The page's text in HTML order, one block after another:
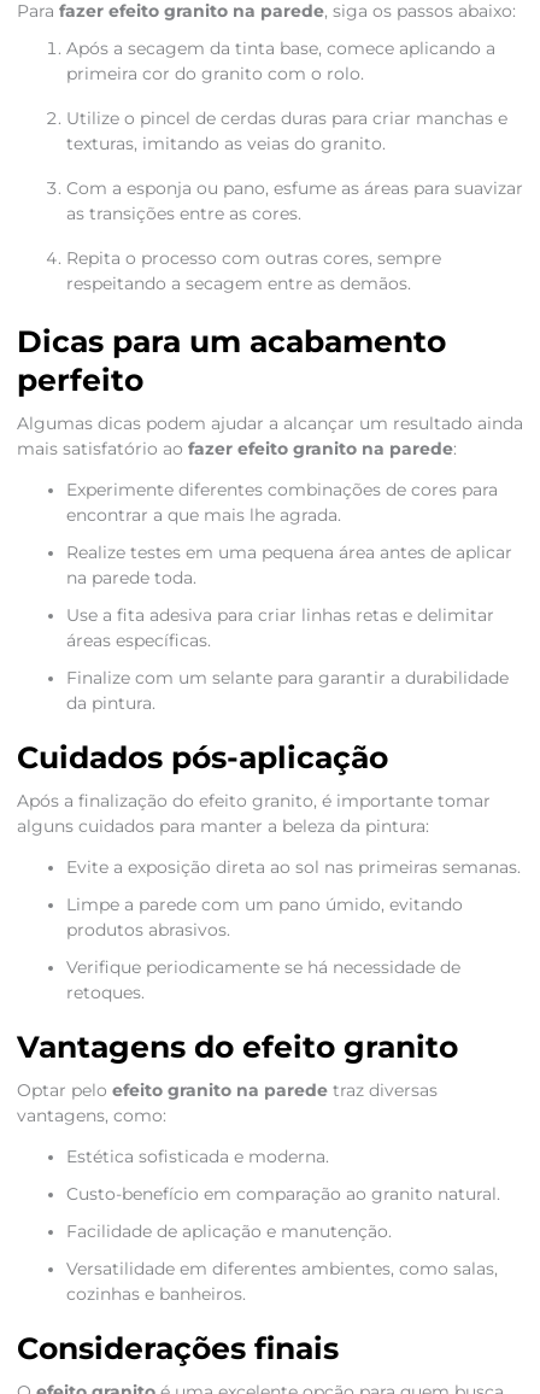
Para fazer efeito granito na parede, siga os passos abaixo:
Após a secagem da tinta base, comece aplicando a
primeira cor do granito com o rolo.
Utilize o pincel de cerdas duras para criar manchas e
texturas, imitando as veias do granito.
Com a esponja ou pano, esfume as áreas para suavizar
as transições entre as cores.
Repita o processo com outras cores, sempre
respeitando a secagem entre as demãos.
Dicas para um acabamento
perfeito
Algumas dicas podem ajudar a alcançar um resultado ainda
mais satisfatório ao fazer efeito granito na parede:
Experimente diferentes combinações de cores para
encontrar a que mais lhe agrada.
Realize testes em uma pequena área antes de aplicar
na parede toda.
Use a fita adesiva para criar linhas retas e delimitar
áreas específicas.
Finalize com um selante para garantir a durabilidade
da pintura.
Cuidados pós-aplicação
Após a finalização do efeito granito, é importante tomar
alguns cuidados para manter a beleza da pintura:
Evite a exposição direta ao sol nas primeiras semanas.
Limpe a parede com um pano úmido, evitando
produtos abrasivos.
Verifique periodicamente se há necessidade de
retoques.
Vantagens do efeito granito
Optar pelo efeito granito na paredetraz diversas
vantagens, como:
Estética sofisticada e moderna.
Custo-benefício em comparação ao granito natural.
Facilidade de aplicação e manutenção.
Versatilidade em diferentes ambientes, como salas,
cozinhas e banheiros.
Considerações finais